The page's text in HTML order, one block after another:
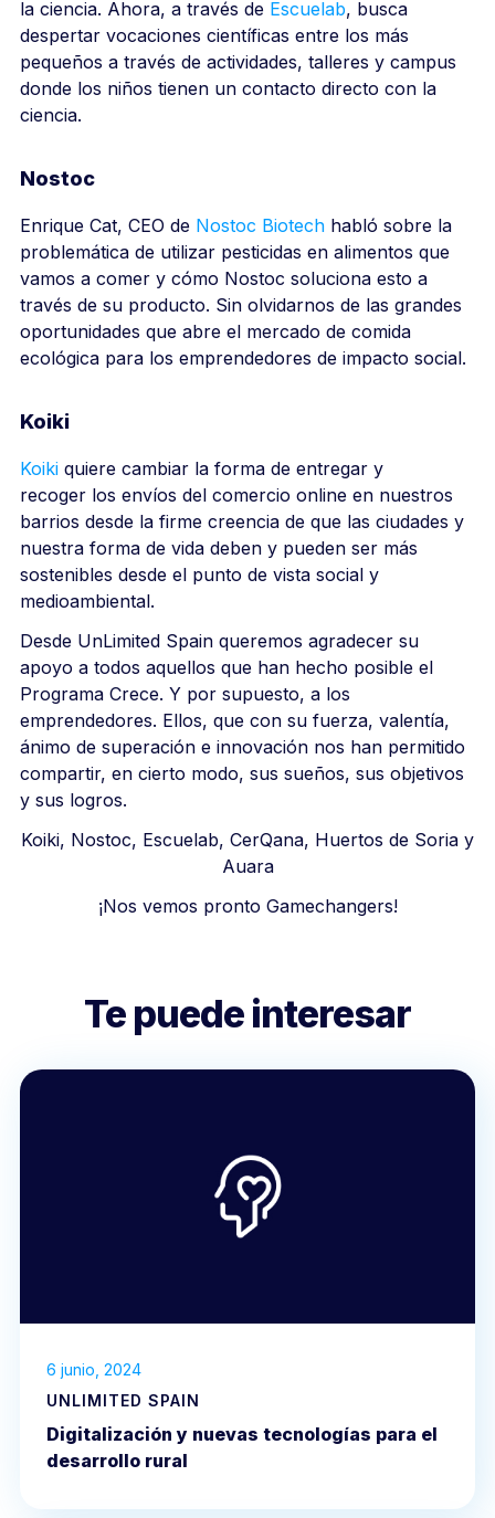
la ciencia. Ahora, a través de Escuelab, busca
despertar vocaciones científicas entre los más
pequeños a través de actividades, talleres y campus
donde los niños tienen un contacto directo con la
ciencia.
Nostoc
Enrique Cat, CEO de Nostoc Biotech habló sobre la
problemática de utilizar pesticidas en alimentos que
vamos a comer y cómo Nostoc soluciona esto a
través de su producto. Sin olvidarnos de las grandes
oportunidades que abre el mercado de comida
ecológica para los emprendedores de impacto social.
Koiki
Koiki quiere cambiar la forma de entregar y
recoger los envíos del comercio online en nuestros
barrios desde la firme creencia de que las ciudades y
nuestra forma de vida deben y pueden ser más
sostenibles desde el punto de vista social y
medioambiental.
Desde UnLimited Spain queremos agradecer su
apoyo a todos aquellos que han hecho posible el
Programa Crece. Y por supuesto, a los
emprendedores. Ellos, que con su fuerza, valentía,
ánimo de superación e innovación nos han permitido
compartir, en cierto modo, sus sueños, sus objetivos
y sus logros.
Koiki, Nostoc, Escuelab, CerQana, Huertos de Soria y
Auara
¡Nos vemos pronto Gamechangers!
Te puede interesar
6 junio, 2024
UNLIMITED SPAIN
Digitalización y nuevas tecnologías para el
desarrollo rural